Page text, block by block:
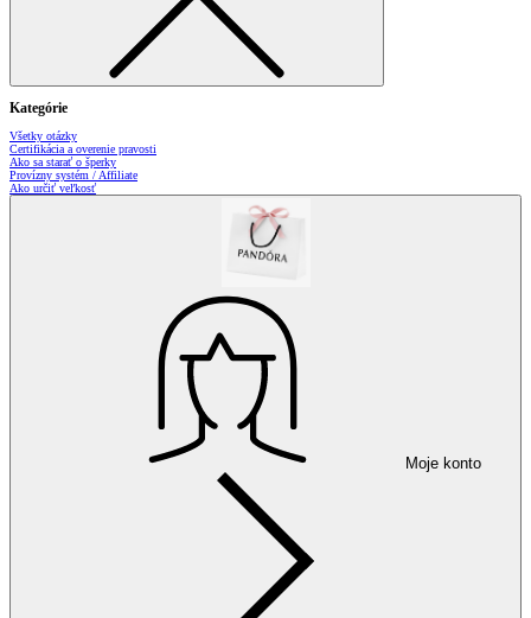
Kategórie
Všetky otázky
Certifikácia a overenie pravosti
Ako sa starať o šperky
Provízny systém / Affiliate
Ako určiť veľkosť
Moje konto